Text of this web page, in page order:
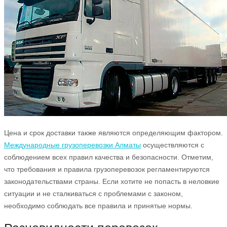
Цена и срок доставки также являются определяющим фактором.
Международные грузоперевозки Алматы осуществляются с
соблюдением всех правил качества и безопасности. Отметим,
что требования и правила грузоперевозок регламентируются
законодательствами страны. Если хотите не попасть в неловкие
ситуации и не сталкиваться с проблемами с законом,
необходимо соблюдать все правила и принятые нормы.